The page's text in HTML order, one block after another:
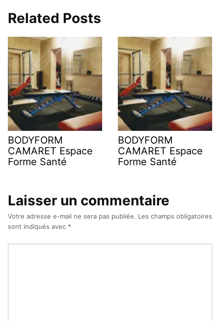
Related Posts
BODYFORM
CAMARET Espace
Forme Santé
BODYFORM
CAMARET Espace
Forme Santé
Laisser un commentaire
Votre adresse e-mail ne sera pas publiée. Les champs obligatoires
sont indiqués avec *